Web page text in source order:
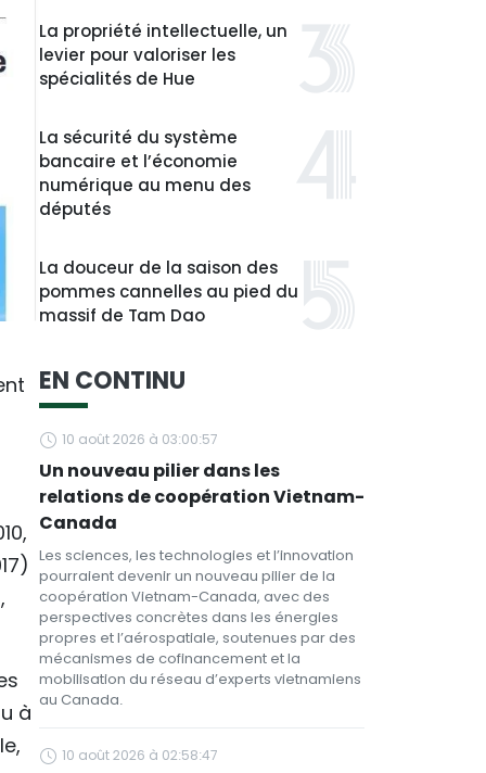
à
La propriété intellectuelle, un
levier pour valoriser les
spécialités de Hue
La sécurité du système
bancaire et l’économie
numérique au menu des
députés
La douceur de la saison des
pommes cannelles au pied du
massif de Tam Dao
EN CONTINU
10 août 2026 à 03:00:57
Un nouveau pilier dans les
relations de coopération Vietnam-
Canada
Les sciences, les technologies et l’innovation
pourraient devenir un nouveau pilier de la
coopération Vietnam-Canada, avec des
perspectives concrètes dans les énergies
propres et l’aérospatiale, soutenues par des
mécanismes de cofinancement et la
mobilisation du réseau d’experts vietnamiens
au Canada.
10 août 2026 à 02:58:47